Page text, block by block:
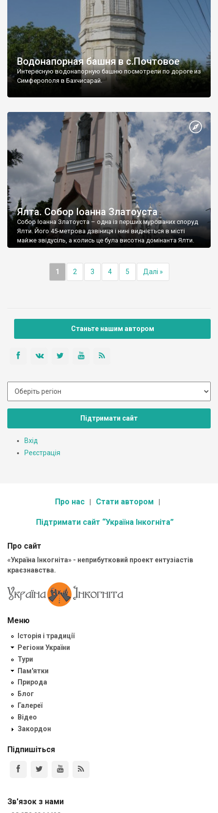
Водонапорная башня в с.Почтовое
Интересную водонапорную башню посмотрели по дороге из
Симферополя в Бахчисарай.
Ялта. Собор Іоанна Златоуста
Собор Іоанна Златоуста – одна із перших мурованих споруд
Ялти. Його 45-метрова дзвіниця і нині видніється в місті
майже звідусіль, а колись це була висотна домінанта Ялти.
1 2 3 4 5 Далі »
Станьте нашим автором
Підтримати сайт
Вхід
Реєстрація
Про нас Стати автором
Підтримати сайт “Україна Інкогніта”
Про сайт
«Україна Інкогніта» - неприбутковий проект ентузіастів
краєзнавства.
Меню
Історія і традиції
Регіони України
Тури
Пам'ятки
Природа
Блог
Галереї
Відео
Закордон
Підпишіться
Зв'язок з нами